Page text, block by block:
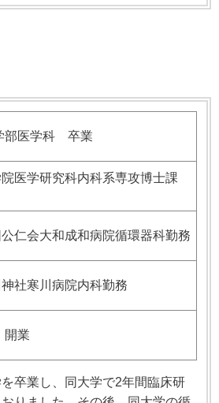
部医学科 卒業
医学研究科内科系専攻博士課
仁会大和成和病院循環器科勤務
社寒川病院内科勤務
業
卒業し、同大学で2年間臨床研